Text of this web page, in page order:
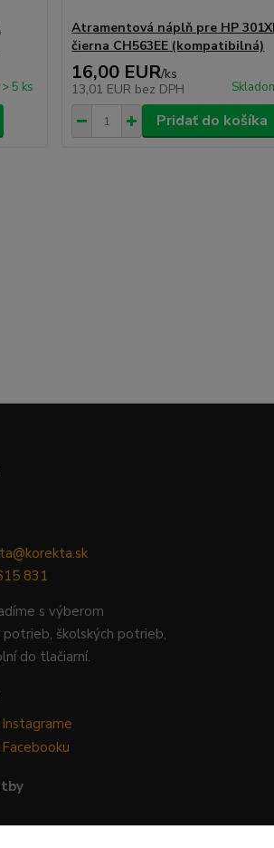
5 ks
Atramentová náplň pre HP
čierna CH563EE (kompatibilná)
16,00 EUR/ks
13,01 EUR bez DPH
Pridať do košíka
831
s výberom
potrieb, školských potrieb,
do tlačiarní.